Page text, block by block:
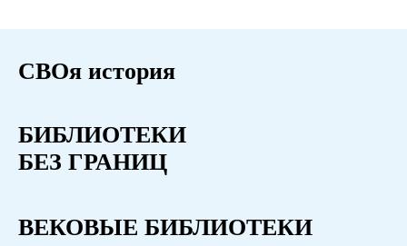
СВОя история
БИБЛИОТЕКИ
БЕЗ ГРАНИЦ
ВЕКОВЫЕ БИБЛИОТЕКИ